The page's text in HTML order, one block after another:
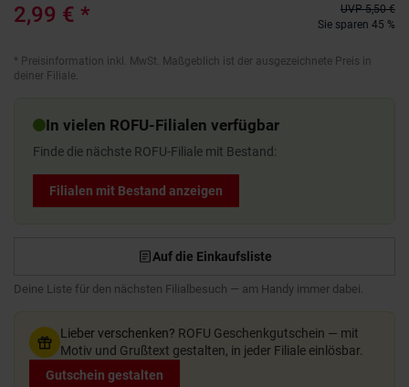
2,99 € * UVP 5,50 €
Sie sparen 45 %
* Preisinformation inkl. MwSt. Maßgeblich ist der ausgezeichnete Preis in
deiner Filiale.
In vielen ROFU-Filialen verfügbar
Finde die nächste ROFU-Filiale mit Bestand:
Filialen mit Bestand anzeigen
Auf die Einkaufsliste
Deine Liste für den nächsten Filialbesuch — am Handy immer dabei.
Lieber verschenken? ROFU Geschenkgutschein — mit
Motiv und Grußtext gestalten, in jeder Filiale einlösbar.
Gutschein gestalten